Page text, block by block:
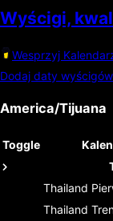
Wyścigi,
Wesprzyj
Dodaj daty
America/Tijuana
Toggle
Thailand
Thailand